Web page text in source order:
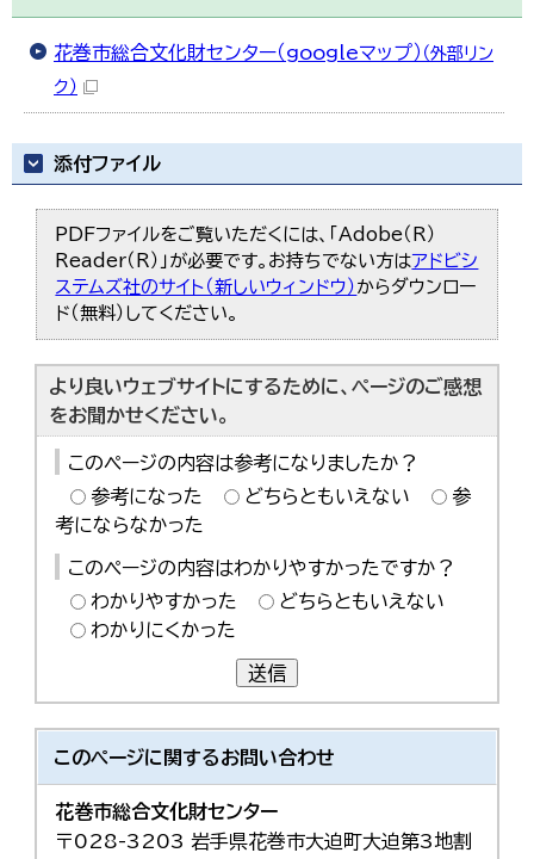
花巻市総合文化財センター（googleマップ） （外部リン
ク）
添付ファイル
PDFファイルをご覧いただくには、「Adobe（R）
Reader（R）」が必要です。お持ちでない方はアドビシ
ステムズ社のサイト（新しいウィンドウ） からダウンロー
ド（無料）してください。
より良いウェブサイトにするために、ページのご感想
をお聞かせください。
このページの内容は参考になりましたか？
参考になった
どちらともいえない
参
考にならなかった
このページの内容はわかりやすかったですか？
わかりやすかった
どちらともいえない
わかりにくかった
送信
このページに関するお問い合わせ
花巻市総合文化財センター
〒028-3203 岩手県花巻市大迫町大迫第3地割